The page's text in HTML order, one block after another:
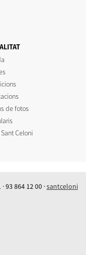
de fotos
Celoni
93 864 12 00 ·santceloni